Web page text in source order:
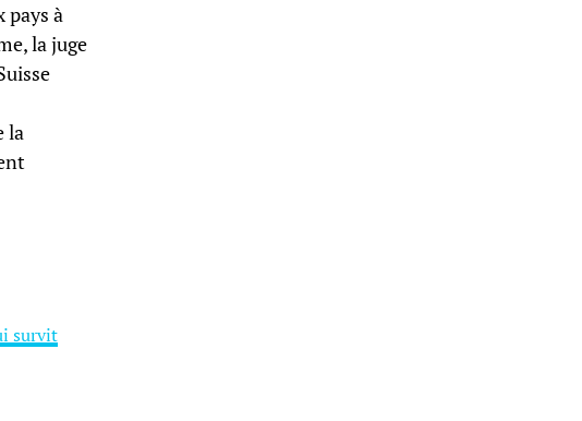
pays à
la juge
la
survit